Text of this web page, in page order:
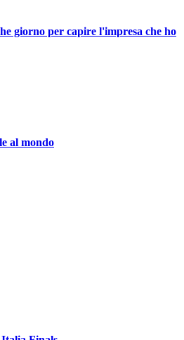
giorno per capire l'impresa che ho
al mondo